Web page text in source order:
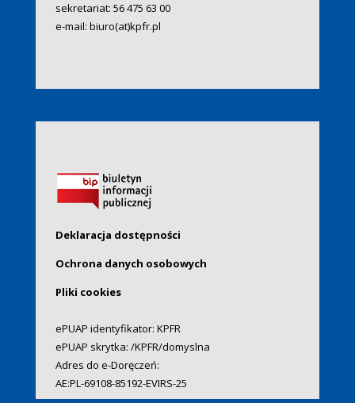
sekretariat: 56 475 63 00
e-mail: biuro(at)kpfr.pl
Deklaracja dostępności
Ochrona danych osobowych
Pliki cookies
ePUAP identyfikator: KPFR
ePUAP skrytka: /KPFR/domyslna
Adres do e-Doręczeń:
AE:PL-69108-85192-EVIRS-25